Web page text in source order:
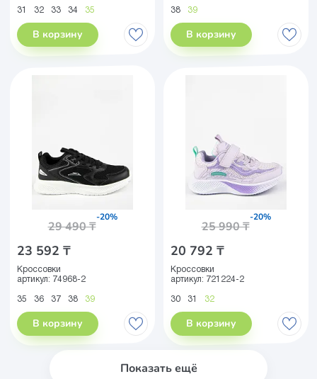
31 32 33 34 35
В корзину
38 39
В корзину
23 592 ₸
29 490 ₸
-20%
Кроссовки
артикул: 74968-2
35 36 37 38 39
В корзину
20 792 ₸
25 990 ₸
-20%
Кроссовки
артикул: 721224-2
30 31 32
В корзину
Показать ещё